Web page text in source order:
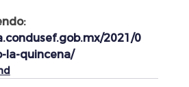
2021/0
la-quincena/